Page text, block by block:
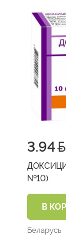
3.94
№10)
В
Беларусь